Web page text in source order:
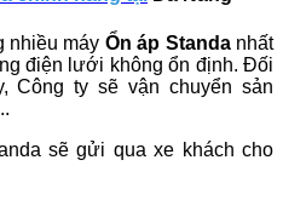
nhiều máy Ổn áp Standanhất
điện lưới không ổn định. Đối
Công ty sẽ vận chuyển sản
sẽ gửi qua xe khách cho